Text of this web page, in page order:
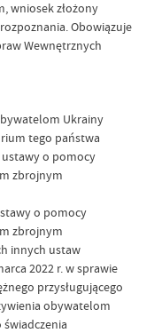
wniosek złożony
Obowiązuje
Wewnętrznych
Ukrainy
tego państwa
ustawy o pomocy
zbrojnym
o pomocy
zbrojnym
innych ustaw
2022 r. w sprawie
przysługującego
obywatelom